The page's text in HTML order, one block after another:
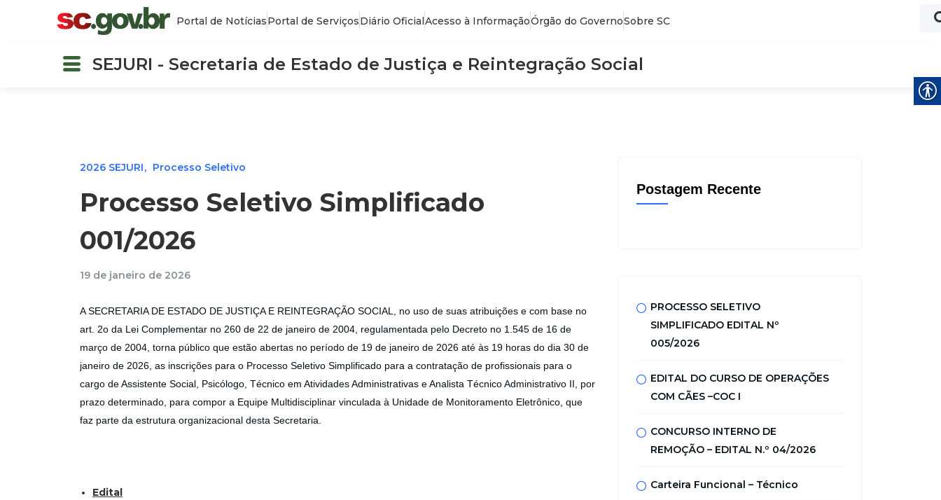
Portal de NotíciasPortal de ServiçosDiário OficialAcesso à InformaçãoÓrgão do GovernoSobre SC
SEJURI - Secretaria de Estado de Justiça e Reintegração Social
2026 SEJURI Processo Seletivo
Processo Seletivo Simplificado
001/2026
19 de janeiro de 2026
A SECRETARIA DE ESTADO DE JUSTIÇA E REINTEGRAÇÃO SOCIAL, no uso de suas atribuições e com base no
art. 2o da Lei Complementar no 260 de 22 de janeiro de 2004, regulamentada pelo Decreto no 1.545 de 16 de
março de 2004, torna público que estão abertas no período de 19 de janeiro de 2026 até às 19 horas do dia 30 de
janeiro de 2026, as inscrições para o Processo Seletivo Simplificado para a contratação de profissionais para o
cargo de Assistente Social, Psicólogo, Técnico em Atividades Administrativas e Analista Técnico Administrativo II, por
prazo determinado, para compor a Equipe Multidisciplinar vinculada à Unidade de Monitoramento Eletrônico, que
faz parte da estrutura organizacional desta Secretaria.
Edital
Postagem Recente
PROCESSO SELETIVO
SIMPLIFICADO EDITAL Nº
005/2026
EDITAL DO CURSO DE OPERAÇÕES
COM CÃES –COC I
CONCURSO INTERNO DE
REMOÇÃO – EDITAL N.º 04/2026
Carteira Funcional – Técnico